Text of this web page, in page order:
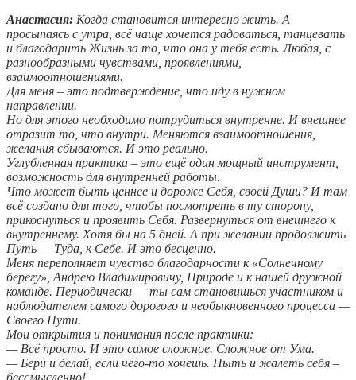
Анастасия: Когда становится интересно жить. А
просыпаясь с утра, всё чаще хочется радоваться, танцевать
и благодарить Жизнь за то, что она у тебя есть. Любая, с
разнообразными чувствами, проявлениями,
взаимоотношениями.
Для меня – это подтверждение, что иду в нужном
направлении.
Но для этого необходимо потрудиться внутренне. И внешнее
отразит то, что внутри. Меняются взаимоотношения,
желания сбываются. И это реально.
Углубленная практика – это ещё один мощный инструмент,
возможность для внутренней работы.
Что может быть ценнее и дороже Себя, своей Души? И там
всё создано для того, чтобы посмотреть в ту сторону,
прикоснуться и проявить Себя. Развернуться от внешнего к
внутреннему. Хотя бы на 5 дней. А при желании продолжить
Путь — Туда, к Себе. И это бесценно.
Меня переполняет чувство благодарности к «Солнечному
берегу», Андрею Владимировичу, Природе и к нашей дружной
команде. Периодически — ты сам становишься участником и
наблюдателем самого дорогого и необыкновенного процесса —
Своего Пути.
Мои открытия и понимания после практики:
— Всё просто. И это самое сложное. Сложное от Ума.
— Бери и делай, если чего-то хочешь. Ныть и жалеть себя –
бессмысленно!